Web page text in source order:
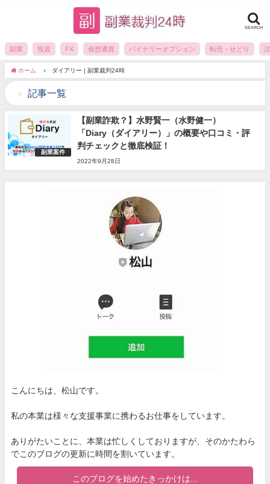
SEARCH
副業 投資 FX 仮想通貨 バイナリーオプション 転売・せどり
ホーム ダイアリー | 副業裁判24時
記事一覧
副業案件
【副業詐欺？】水野賢一（水野健一）
「Diary（ダイアリー）」の概要や口コミ・評
判チェックと徹底検証！
2022年9月28日
こんにちは、松山です。
私の本業は様々な支援事業に携わるお仕事をしています。
ありがたいことに、本業は忙しくしておりますが、そのかたわら
でこのブログの更新に時間を割いています。
このブログを始めたきっかけは...